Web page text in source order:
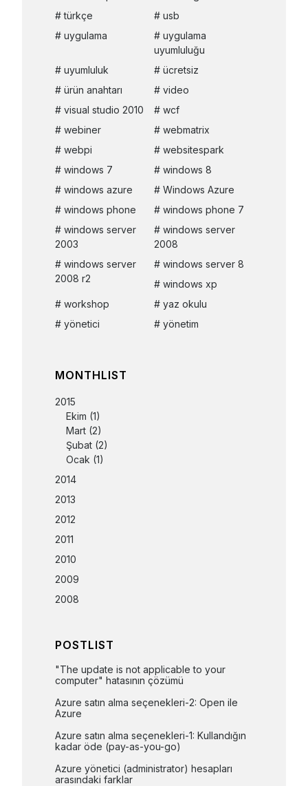
türkçe
usb
uygulama
uygulama
uyumluluğu
uyumluluk
ücretsiz
ürün anahtarı
video
visual studio 2010
wcf
webiner
webmatrix
webpi
websitespark
windows 7
windows 8
windows azure
Windows Azure
windows phone
windows phone 7
windows server
2003
windows server
2008
windows server
2008 r2
windows server 8
windows xp
workshop
yaz okulu
yönetici
yönetim
MONTHLIST
2015
Ekim (1)
Mart (2)
Şubat (2)
Ocak (1)
2014
2013
2012
2011
2010
2009
2008
POSTLIST
"The update is not applicable to your
computer" hatasının çözümü
Azure satın alma seçenekleri-2: Open ile
Azure
Azure satın alma seçenekleri-1: Kullandığın
kadar öde (pay-as-you-go)
Azure yönetici (administrator) hesapları
arasındaki farklar